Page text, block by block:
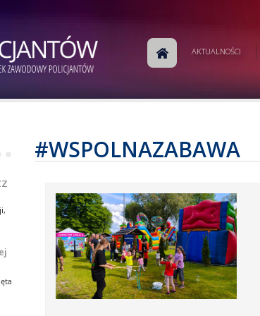
AKTUALNOŚCI
z
#WSPOLNAZABAWA